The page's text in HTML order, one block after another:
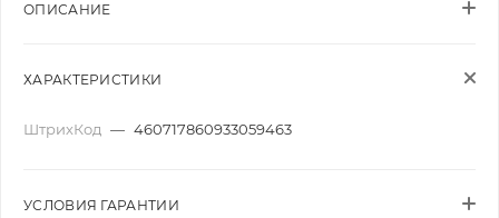
ОПИСАНИЕ
ХАРАКТЕРИСТИКИ
ШтрихКод — 460717860933059463
УСЛОВИЯ ГАРАНТИИ